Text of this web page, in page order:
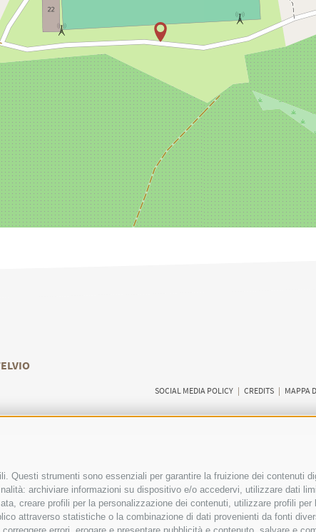
Questi strumenti sono essenziali per garantire la fruizione dei contenuti
archiviare informazioni su dispositivo e/o accedervi, utilizzare dati
creare profili per la personalizzazione dei contenuti, utilizzare profili
attraverso statistiche o la combinazione di dati provenienti da fonti
SOCIAL MEDIA POLICY | CREDITS | MAPPA
VISITATORI
ESPERIENZE GUIDATE NELLA
NATURA